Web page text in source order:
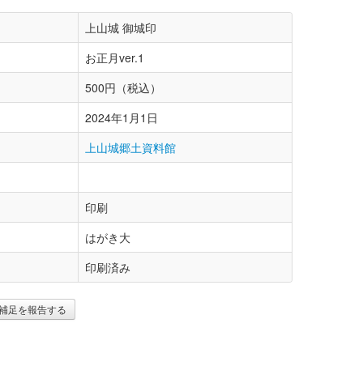
上山城 御城印
お正月ver.1
500円（税込）
2024年1月1日
上山城郷土資料館
印刷
はがき大
印刷済み
足を報告する